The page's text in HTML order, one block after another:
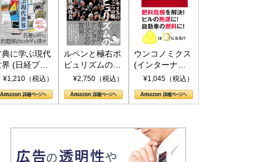
典に学ぶ現代
界 (日経プレ
アシリーズ)
¥1,210（税込）
ルペンと極右ポ
ピュリズムの時
代：〈ヤヌス〉
¥2,750（税込）
ウンコノミクス
(インターナシ
ョナル新書)
¥1,045（税込）